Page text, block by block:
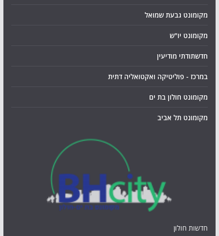
מקומונט גבעת שמואל
מקומונט יו"ש
חדשתודתי מודיעין
במרכז - פוליטיקה ואקטואליה דתית
מקומונט חולון בת ים
מקומונט תל אביב
חדשות חולון